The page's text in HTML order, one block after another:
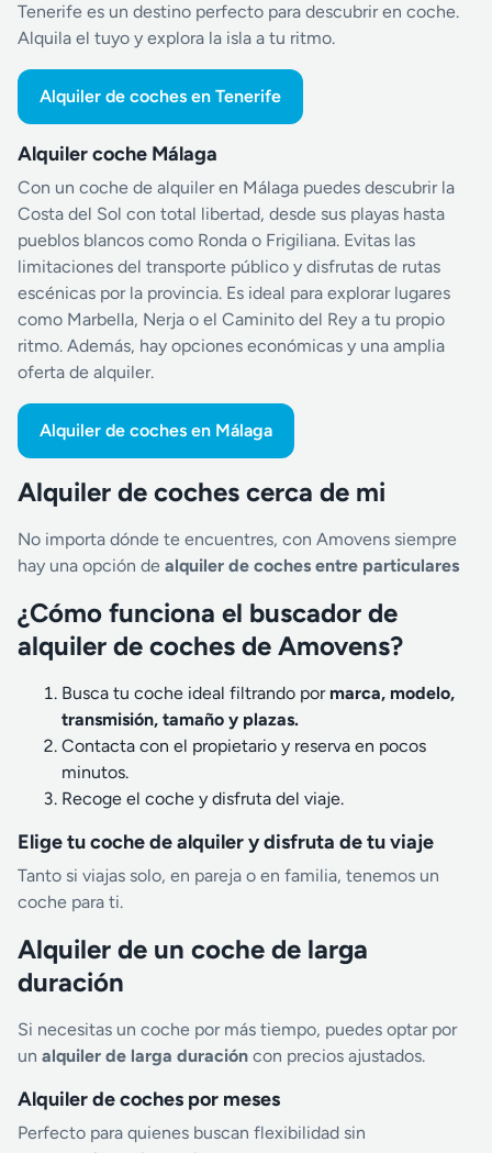
Tenerife es un destino perfecto para descubrir en coche.
Alquila el tuyo y explora la isla a tu ritmo.
Alquiler de coches en Tenerife
Alquiler coche Málaga
Con un coche de alquiler en Málaga puedes descubrir la
Costa del Sol con total libertad, desde sus playas hasta
pueblos blancos como Ronda o Frigiliana. Evitas las
limitaciones del transporte público y disfrutas de rutas
escénicas por la provincia. Es ideal para explorar lugares
como Marbella, Nerja o el Caminito del Rey a tu propio
ritmo. Además, hay opciones económicas y una amplia
oferta de alquiler.
Alquiler de coches en Málaga
Alquiler de coches cerca de mi
No importa dónde te encuentres, con Amovens siempre
hay una opción de alquiler de coches entre particulares
¿Cómo funciona el buscador de
alquiler de coches de Amovens?
Busca tu coche ideal filtrando por marca, modelo,
transmisión, tamaño y plazas.
Contacta con el propietario y reserva en pocos
minutos.
Recoge el coche y disfruta del viaje.
Elige tu coche de alquiler y disfruta de tu viaje
Tanto si viajas solo, en pareja o en familia, tenemos un
coche para ti.
Alquiler de un coche de larga
duración
Si necesitas un coche por más tiempo, puedes optar por
un alquiler de larga duración con precios ajustados.
Alquiler de coches por meses
Perfecto para quienes buscan flexibilidad sin